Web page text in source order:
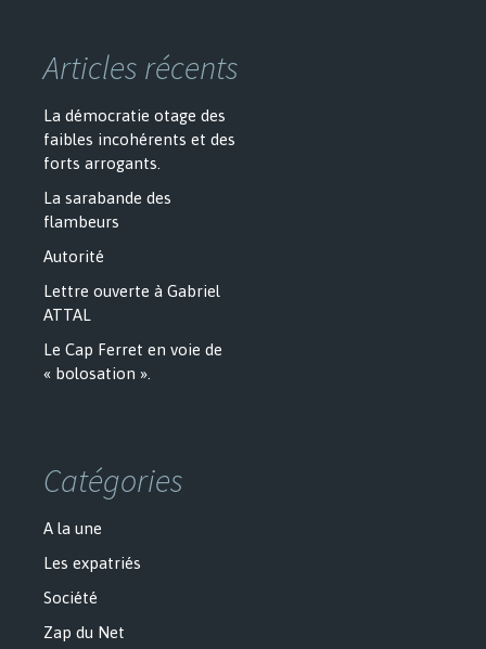
Articles récents
La démocratie otage des
faibles incohérents et des
forts arrogants.
La sarabande des
flambeurs
Autorité
Lettre ouverte à Gabriel
ATTAL
Le Cap Ferret en voie de
« bolosation ».
Catégories
A la une
Les expatriés
Société
Zap du Net